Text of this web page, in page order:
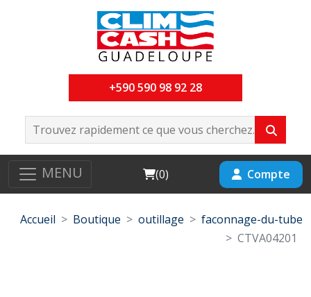
+590 590 98 92 28
MENU Cart
(0) Compte
Accueil Boutique outillage
faconnage-du-tube
CTVA04201